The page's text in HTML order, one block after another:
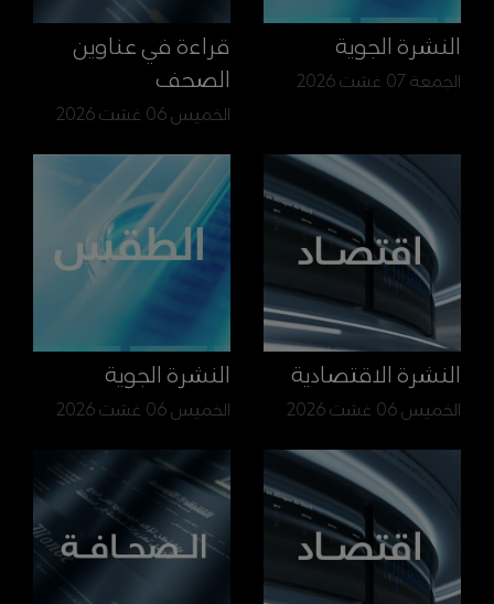
النشرة الجوية
الجمعة 07 غشت 2026
قراءة في عناوين
الصحف
الخميس 06 غشت 2026
النشرة الاقتصادية
الخميس 06 غشت 2026
النشرة الجوية
الخميس 06 غشت 2026